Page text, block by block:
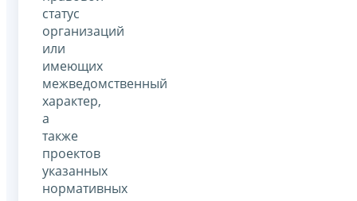
статус
организаций
или
имеющих
межведомственный
характер,
а
также
проектов
указанных
нормативных